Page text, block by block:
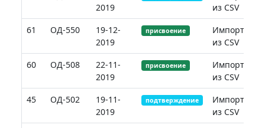
2019
из CSV
61
ОД-550
19-12-
2019
присвоение
Импорт
из CSV
60
ОД-508
22-11-
2019
присвоение
Импорт
из CSV
45
ОД-502
19-11-
2019
подтверждение
Импорт
из CSV